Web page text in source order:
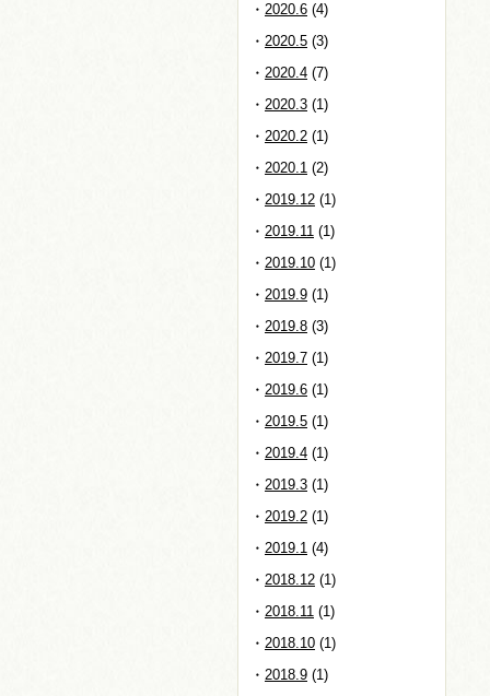
2020.6 (4)
2020.5 (3)
2020.4 (7)
2020.3 (1)
2020.2 (1)
2020.1 (2)
2019.12 (1)
2019.11 (1)
2019.10 (1)
2019.9 (1)
2019.8 (3)
2019.7 (1)
2019.6 (1)
2019.5 (1)
2019.4 (1)
2019.3 (1)
2019.2 (1)
2019.1 (4)
2018.12 (1)
2018.11 (1)
2018.10 (1)
2018.9 (1)